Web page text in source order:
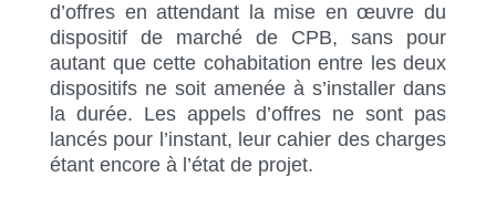
d’offres en attendant la mise en œuvre du
dispositif de marché de CPB, sans pour
autant que cette cohabitation entre les deux
dispositifs ne soit amenée à s’installer dans
la durée. Les appels d’offres ne sont pas
lancés pour l’instant, leur cahier des charges
étant encore à l’état de projet.